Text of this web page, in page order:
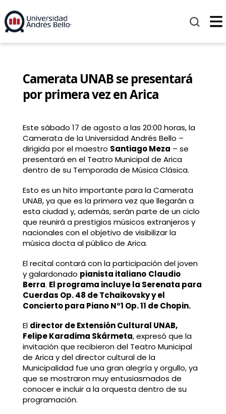
Camerata UNAB se presentará
por primera vez en Arica
Este sábado 17 de agosto a las 20:00 horas, la
Camerata de la Universidad Andrés Bello –
dirigida por el maestro Santiago Meza – se
presentará en el Teatro Municipal de Arica
dentro de su Temporada de Música Clásica.
Esto es un hito importante para la Camerata
UNAB, ya que es la primera vez que llegarán a
esta ciudad y, además, serán parte de un ciclo
que reunirá a prestigios músicos extranjeros y
nacionales con el objetivo de visibilizar la
música docta al público de Arica.
El recital contará con la participación del joven
y galardonado pianista italiano Claudio
Berra. El programa incluye la Serenata para
Cuerdas Op. 48 de Tchaikovsky y el
Concierto para Piano N°1 Op. 11 de Chopin.
El director de Extensión Cultural UNAB,
Felipe Karadima Skármeta, expresó que la
invitación que recibieron del Teatro Municipal
de Arica y del director cultural de la
Municipalidad fue una gran alegría y orgullo, ya
que se mostraron muy entusiasmados de
conocer e incluir a la orquesta dentro de su
programación.